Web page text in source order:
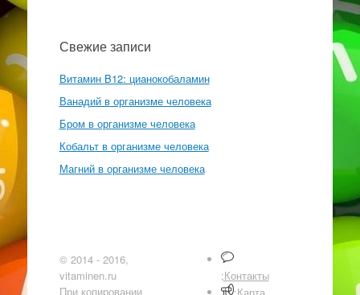
Свежие записи
Витамин B12: цианокобаламин
Ванадий в организме человека
Бром в организме человека
Кобальт в организме человека
Магний в организме человека
© 2014 - 2016,
vitaminen.ru
При копировании
;Контакты